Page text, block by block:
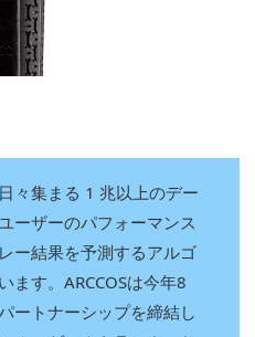
々集まる 1 兆以上のデー
ーザーのパフォーマンス
ー結果を予測するアルゴ
ます。ARCCOSは今年8
ートナーシップを締結し